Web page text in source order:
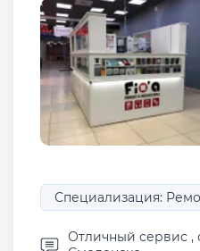
Специализация:
Отличный сервис ,